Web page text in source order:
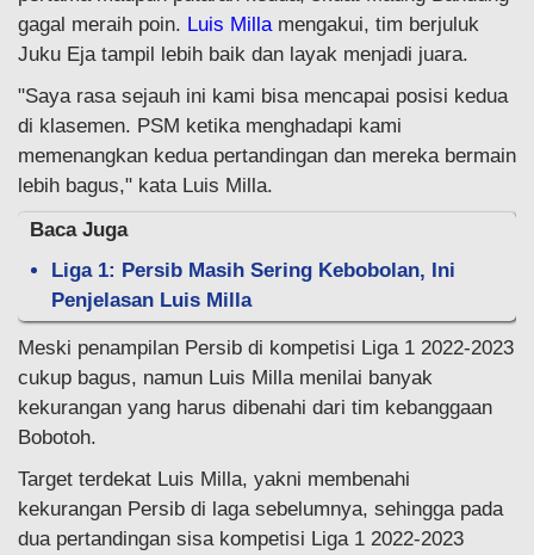
gagal meraih poin. Luis Milla mengakui, tim berjuluk
Juku Eja tampil lebih baik dan layak menjadi juara.
"Saya rasa sejauh ini kami bisa mencapai posisi kedua
di klasemen. PSM ketika menghadapi kami
memenangkan kedua pertandingan dan mereka bermain
lebih bagus," kata Luis Milla.
Baca Juga
Liga 1: Persib Masih Sering Kebobolan, Ini
Penjelasan Luis Milla
Meski penampilan Persib di kompetisi Liga 1 2022-2023
cukup bagus, namun Luis Milla menilai banyak
kekurangan yang harus dibenahi dari tim kebanggaan
Bobotoh.
Target terdekat Luis Milla, yakni membenahi
kekurangan Persib di laga sebelumnya, sehingga pada
dua pertandingan sisa kompetisi Liga 1 2022-2023